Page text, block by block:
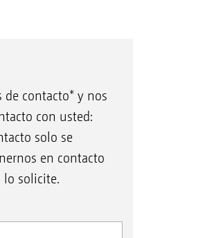
de contacto* y nos
con usted:
solo se
en contacto
lo solicite.